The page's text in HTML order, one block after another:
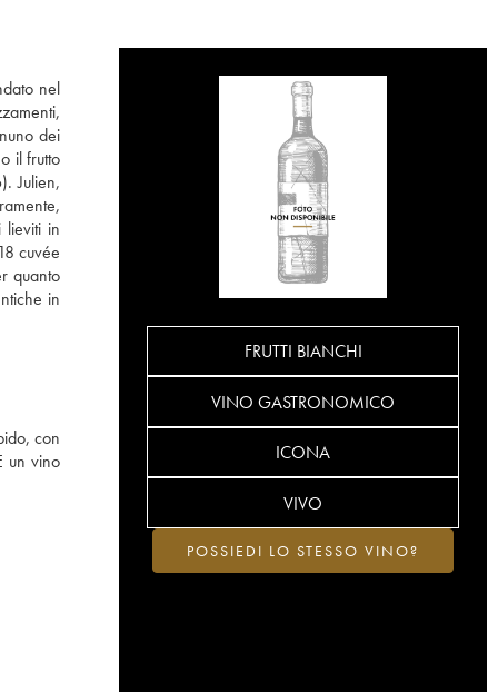
nel
dei
il frutto
Julien,
lieviti in
cuvée
quanto
in
con
un vino
FRUTTI BIANCHI
VINO GASTRONOMICO
ICONA
VIVO
POSSIEDI LO STESSO VINO?